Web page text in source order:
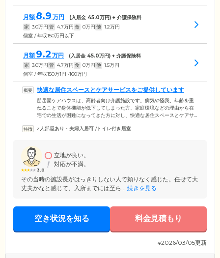
月額 8.9 万円 (入居金 45.0万円) + 介護保険料
家 3.0万円 管 4.7万円 食 0万円 他 1.2万円
個室 / 年収150万円以下
月額 9.2 万円 (入居金 45.0万円) + 介護保険料
家 3.0万円 管 4.7万円 食 0万円 他 1.5万円
個室 / 年収150万1円~160万円
快適な居住スペースとケアサービスをご提供しています
朋岳園ケアハウスは、高齢者向け介護施設です。病気や怪我、年齢を重
ねることで身体機能が低下してしまった方、家庭環境などの理由から在
宅での生活が困難になってきた方に対し、快適な居住スペースとケアサ
の広さや手すりの位置、段差のない生活動線など「過ごしやすさ」に配
置することも可能です。ご入居後に必要になった際には、介護スタッフ
までお気軽にご相談ください。
2人部屋あり・夫婦入居可 /トイレ付き居室
3.0
立地が良い。
対応が不満。
その当時の施設長がはっきりしない人で頼りなく感じた。任せて大
丈夫かなと感じて、入所までには至ら... 続きを見る
空き状況を知る 料金見積もり
※2026/03/05更新